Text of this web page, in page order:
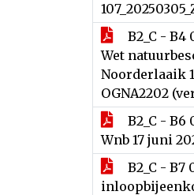
B2_C - B4
Wet
Noorderlaaik
OGNA2202
B2_C -
Wnb 17 juni
B2_C - B7